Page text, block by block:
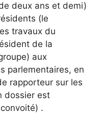
deux ans et demi)
(le
travaux du
de la
aux
parlementaires, en
rapporteur sur les
dossier est
.